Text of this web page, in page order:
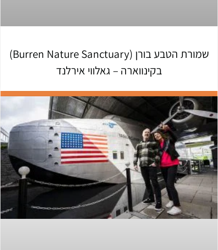
שמורת הטבע בורן (Burren Nature Sanctuary)
בקינווארה – גאלווי אירלנד